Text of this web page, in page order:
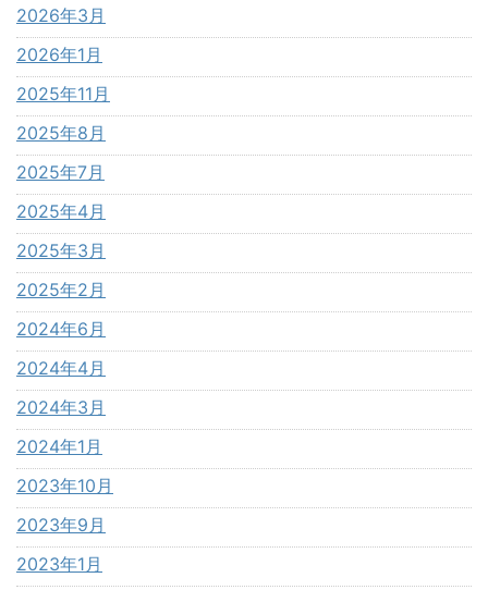
2026年3月
2026年1月
2025年11月
2025年8月
2025年7月
2025年4月
2025年3月
2025年2月
2024年6月
2024年4月
2024年3月
2024年1月
2023年10月
2023年9月
2023年1月